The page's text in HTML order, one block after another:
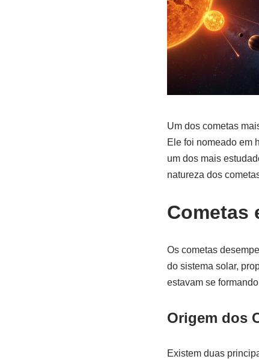
Um dos cometas
Ele foi nomeado em
um dos mais
natureza dos
Cometas
Os cometas
do sistema solar,
estavam se
Origem dos
Existem duas